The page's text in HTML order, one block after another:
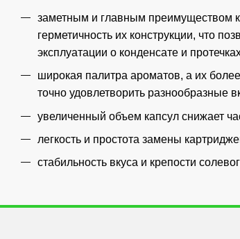
заметным и главным преимуществом
герметичность их конструкции, что
эксплуатации о конденсате и
широкая палитра ароматов, а их
точно удовлетворить разнообразные
увеличенный объем капсул снижает
легкость и простота замены
стабильность вкуса и крепости